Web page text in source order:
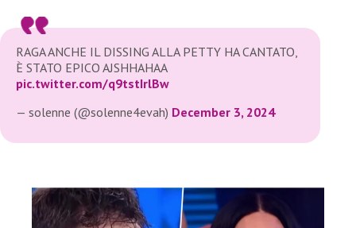
RAGA ANCHE IL DISSING ALLA PETTY HA CANTATO,
È STATO EPICO AJSHHAHAA
pic.twitter.com/q9tstIrlBw
— solenne (@solenne4evah) December 3, 2024